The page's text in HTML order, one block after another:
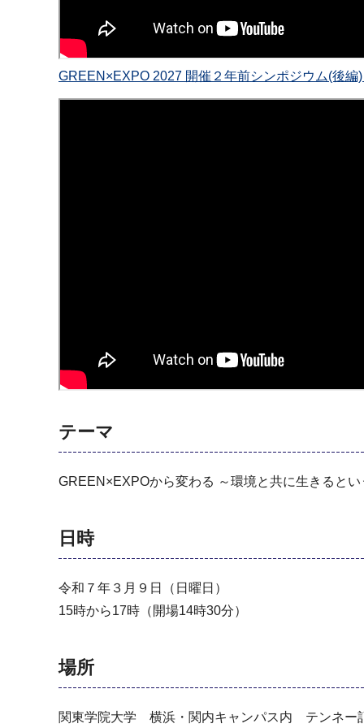
GREEN×EXPO 2027 開催２年前シンポジウム(後編)
テーマ
GREEN×EXPOから変わる ～環境と共に生きるとい
日時
令和７年３月９日（日曜日）
15時から17時（開場14時30分）
場所
関東学院大学 横浜・関内キャンパス内 テンネー